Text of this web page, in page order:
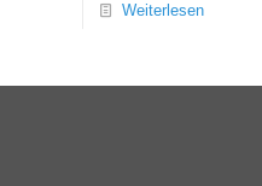
Weiterlesen